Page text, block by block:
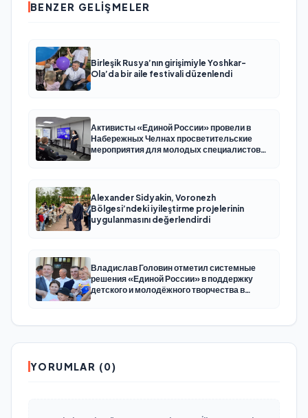
BENZER GELIŞMELER
Birleşik Rusya’nın girişimiyle Yoshkar-
Ola’da bir aile festivali düzenlendi
Активисты «Единой России» провели в
Набережных Челнах просветительские
мероприятия для молодых специалистов
Alexander Sidyakin, Voronezh
Bölgesi’ndeki iyileştirme projelerinin
uygulanmasını değerlendirdi
Владислав Головин отметил системные
решения «Единой России» в поддержку
детского и молодёжного творчества в
YORUMLAR (0)